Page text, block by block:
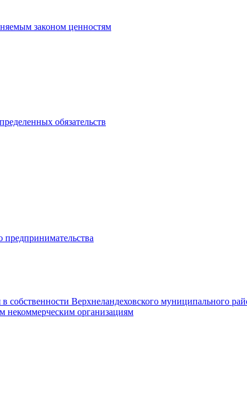
законом ценностям
обязательств
предпринимательства
собственности Верхнеландеховского муниципального
некоммерческим организациям